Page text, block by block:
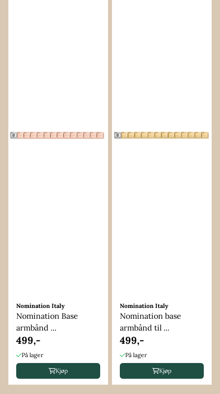
Nomination Italy
Nomination Base
armbånd ...
499,-
På lager
Kjøp
Nomination Italy
Nomination base
armbånd til ...
499,-
På lager
Kjøp